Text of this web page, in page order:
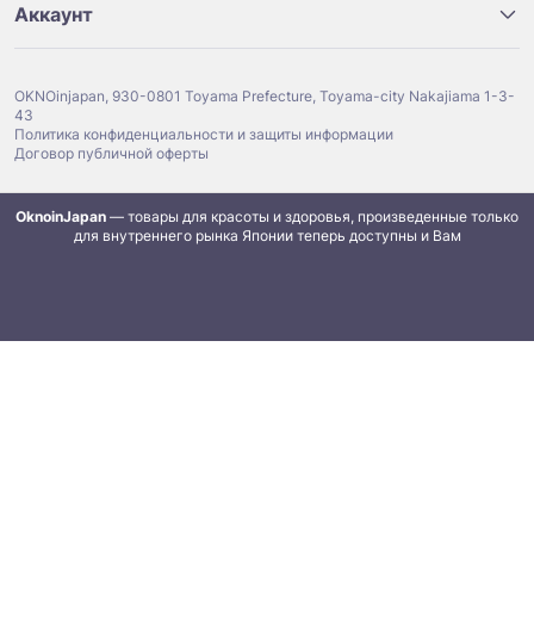
Аккаунт
OKNOinjapan, 930-0801 Toyama Prefecture, Toyama-city Nakajiama 1-3-
43
Политика конфиденциальности и защиты информации
Договор публичной оферты
OknoinJapan — товары для красоты и здоровья, произведенные только
для внутреннего рынка Японии теперь доступны и Вам